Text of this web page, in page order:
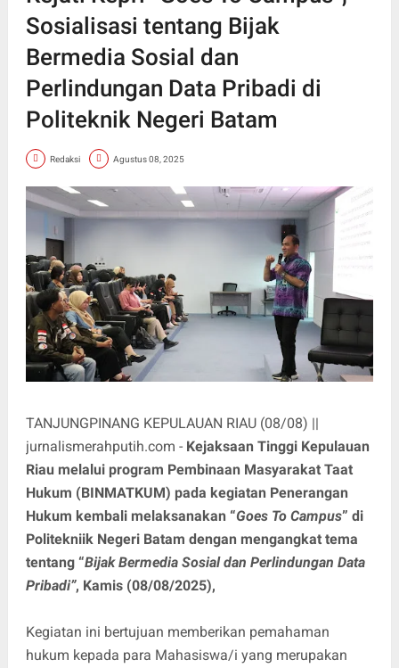
Sosialisasi tentang Bijak
Bermedia Sosial dan
Perlindungan Data Pribadi di
Politeknik Negeri Batam
Redaksi Agustus 08, 2025
TANJUNGPINANG KEPULAUAN RIAU (08/08) ||
jurnalismerahputih.com - Kejaksaan Tinggi Kepulauan
Riau melalui program Pembinaan Masyarakat Taat
Hukum (BINMATKUM) pada kegiatan Penerangan
Hukum kembali melaksanakan “Goes To Campus” di
Politekniik Negeri Batam dengan mengangkat tema
tentang “Bijak Bermedia Sosial dan Perlindungan Data
Pribadi”, Kamis (08/08/2025),
Kegiatan ini bertujuan memberikan pemahaman
hukum kepada para Mahasiswa/i yang merupakan